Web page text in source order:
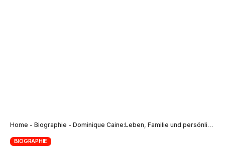
Home - Biographie - Dominique Caine:Leben, Familie und persönlicher Hintergrund
BIOGRAPHIE